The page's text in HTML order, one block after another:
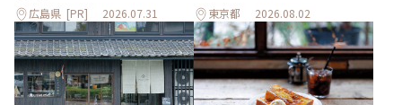
広島県 [PR] 2026.07.31 東京都 2026.08.02